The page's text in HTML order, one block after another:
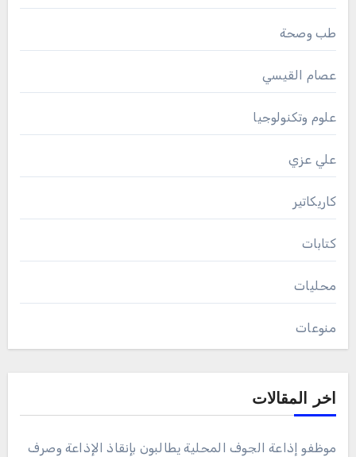
طب وصحة
عصام القيسي
علوم وتكنولوجيا
علي عزي
كاريكاتير
كتابات
محليات
منوعات
اخر المقالات
موظفو إذاعة الجوف المحلية يطالبون بإنقاذ الإذاعة وصرف